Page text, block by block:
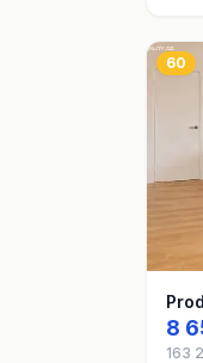
60
8
163